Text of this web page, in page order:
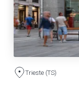
Trieste (TS)